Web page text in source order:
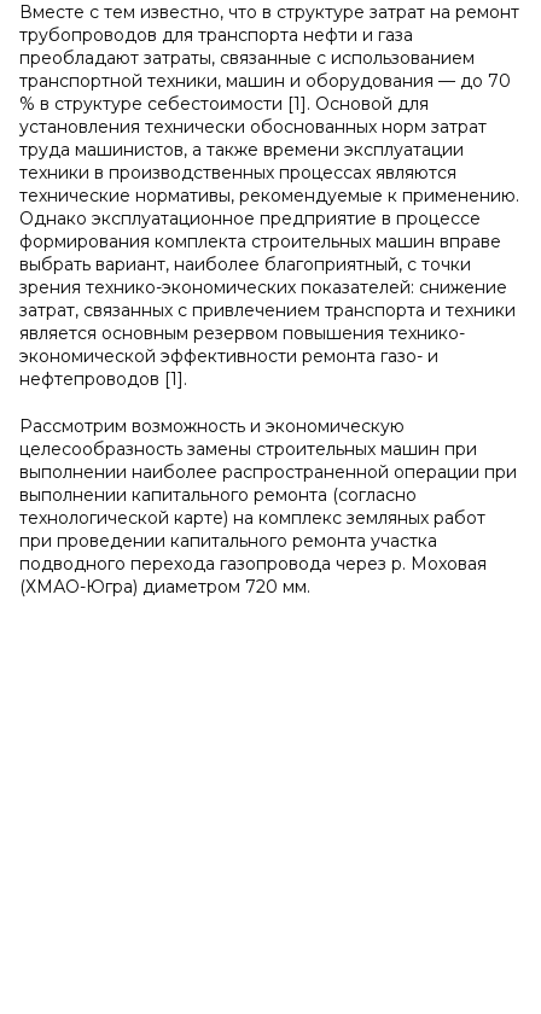
Вместе с тем известно, что в структуре затрат на ремонт
трубопроводов для транспорта нефти и газа
преобладают затраты, связанные с использованием
транспортной техники, машин и оборудования — до 70
% в структуре себестоимости [1]. Основой для
установления технически обоснованных норм затрат
труда машинистов, а также времени эксплуатации
техники в производственных процессах являются
технические нормативы, рекомендуемые к применению.
Однако эксплуатационное предприятие в процессе
формирования комплекта строительных машин вправе
выбрать вариант, наиболее благоприятный, с точки
зрения технико-экономических показателей: снижение
затрат, связанных с привлечением транспорта и техники
является основным резервом повышения технико-
экономической эффективности ремонта газо- и
нефтепроводов [1].
Рассмотрим возможность и экономическую
целесообразность замены строительных машин при
выполнении наиболее распространенной операции при
выполнении капитального ремонта (согласно
технологической карте) на комплекс земляных работ
при проведении капитального ремонта участка
подводного перехода газопровода через р. Моховая
(ХМАО-Югра) диаметром 720 мм.